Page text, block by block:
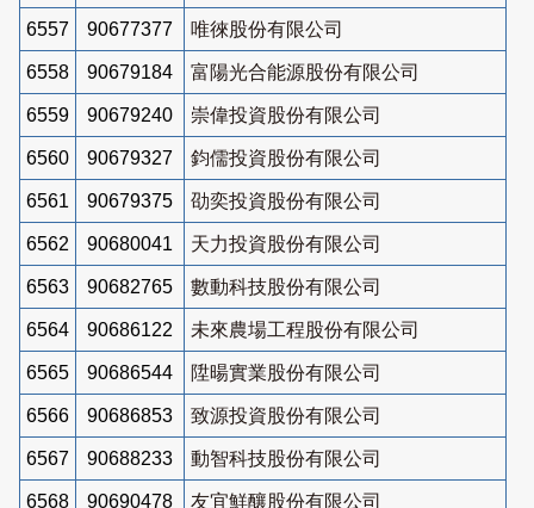
6557 90677377 唯徠股份有限公司
6558 90679184 富陽光合能源股份有限公司
6559 90679240 崇偉投資股份有限公司
6560 90679327 鈞儒投資股份有限公司
6561 90679375 劭奕投資股份有限公司
6562 90680041 天力投資股份有限公司
6563 90682765 數動科技股份有限公司
6564 90686122 未來農場工程股份有限公司
6565 90686544 陞暘實業股份有限公司
6566 90686853 致源投資股份有限公司
6567 90688233 動智科技股份有限公司
6568 90690478 友宜鮮釀股份有限公司